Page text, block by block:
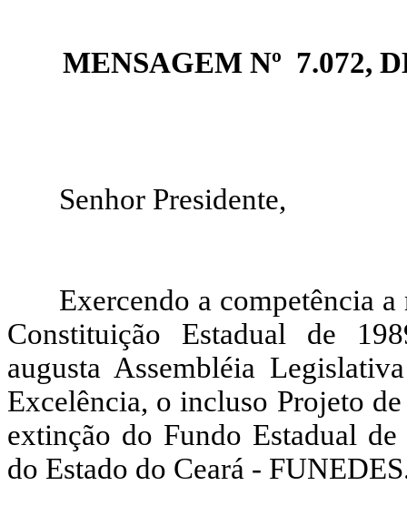
MENSAGEM Nº
Senhor Presidente,
Exercendo a competência
Constituição Estadual de
augusta Assembléia
Excelência, o incluso Projeto
extinção do Fundo Estadual
do Estado do Ceará -